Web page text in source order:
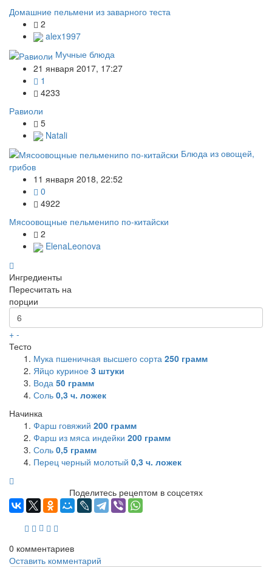
Домашние пельмени из заварного теста
2
alex1997
Мучные блюда
21 января 2017, 17:27
1
4233
Равиоли
5
Natali
Блюда из овощей,
грибов
11 января 2018, 22:52
0
4922
Мясоовощные пельменипо по-китайски
2
ElenaLeonova
Ингредиенты
Пересчитать на
порции
+ -
Тесто
Мука пшеничная высшего сорта 250 грамм
Яйцо куриное 3 штуки
Вода 50 грамм
Соль 0,3 ч. ложек
Начинка
Фарш говяжий 200 грамм
Фарш из мяса индейки 200 грамм
Соль 0,5 грамм
Перец черный молотый 0,3 ч. ложек
Поделитесь рецептом в соцсетях
0 комментариев
Оставить комментарий